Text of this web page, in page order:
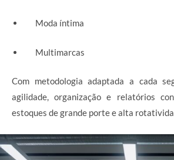
Moda íntima
Multimarcas
Com metodologia adaptada a cada
agilidade, organização e relatórios
estoques de grande porte e alta